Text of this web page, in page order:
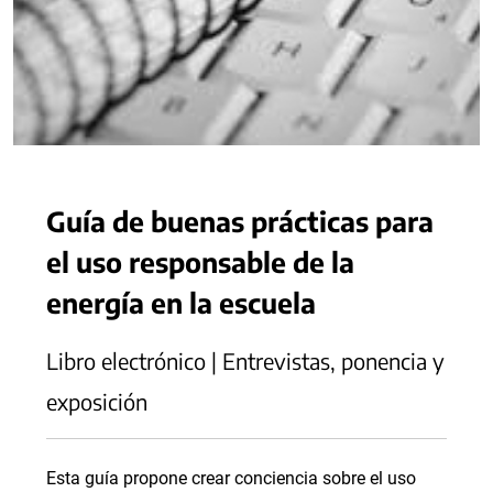
Guía de buenas prácticas para
el uso responsable de la
energía en la escuela
Libro electrónico | Entrevistas, ponencia y
exposición
Esta guía propone crear conciencia sobre el uso